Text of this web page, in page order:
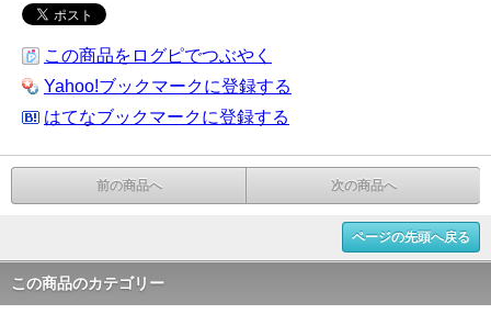
この商品をログピでつぶやく
Yahoo!ブックマークに登録する
はてなブックマークに登録する
前の商品へ 次の商品へ
ページの先頭へ戻る
この商品のカテゴリー